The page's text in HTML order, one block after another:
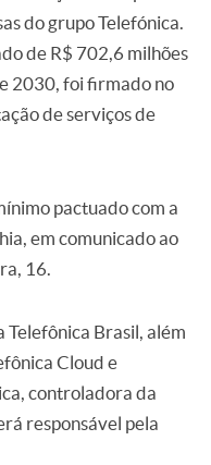
do grupo Telefónica.
de R$ 702,6 milhões
2030, foi firmado no
de serviços de
pactuado com a
em comunicado ao
16.
Brasil, além
Cloud e
controladora da
responsável pela